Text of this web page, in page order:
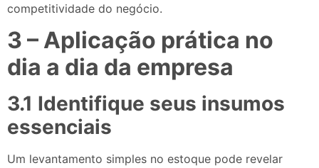
competitividade do negócio.
3 – Aplicação prática no
dia a dia da empresa
3.1 Identifique seus insumos
essenciais
Um levantamento simples no estoque pode revelar